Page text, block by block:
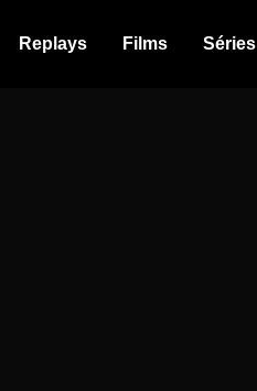
Replays Films Séries